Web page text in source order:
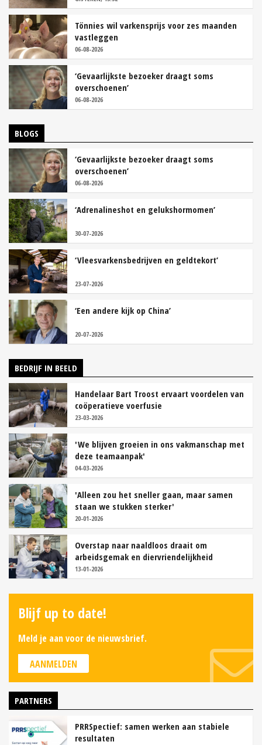
Tönnies wil varkensprijs voor zes maanden
vastleggen
06-08-2026
‘Gevaarlijkste bezoeker draagt soms
overschoenen’
06-08-2026
BLOGS
‘Gevaarlijkste bezoeker draagt soms
overschoenen’
06-08-2026
‘Adrenalineshot en gelukshormomen’
30-07-2026
‘Vleesvarkensbedrijven en geldtekort’
23-07-2026
‘Een andere kijk op China’
20-07-2026
BEDRIJF IN BEELD
Handelaar Bart Troost ervaart voordelen van
coöperatieve voerfusie
23-03-2026
'We blijven groeien in ons vakmanschap met
deze teamaanpak'
04-03-2026
'Alleen zou het sneller gaan, maar samen
staan we stukken sterker'
20-01-2026
Overstap naar naaldloos draait om
arbeidsgemak en diervriendelijkheid
13-01-2026
Blijf up to date!
Meld je aan voor de nieuwsbrief.
AANMELDEN
PARTNERS
PRRSpectief: samen werken aan stabiele
resultaten